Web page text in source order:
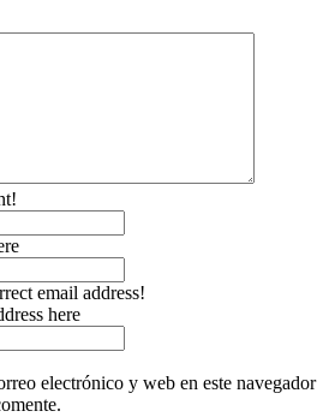
email address!
here
electrónico y web en este navegador